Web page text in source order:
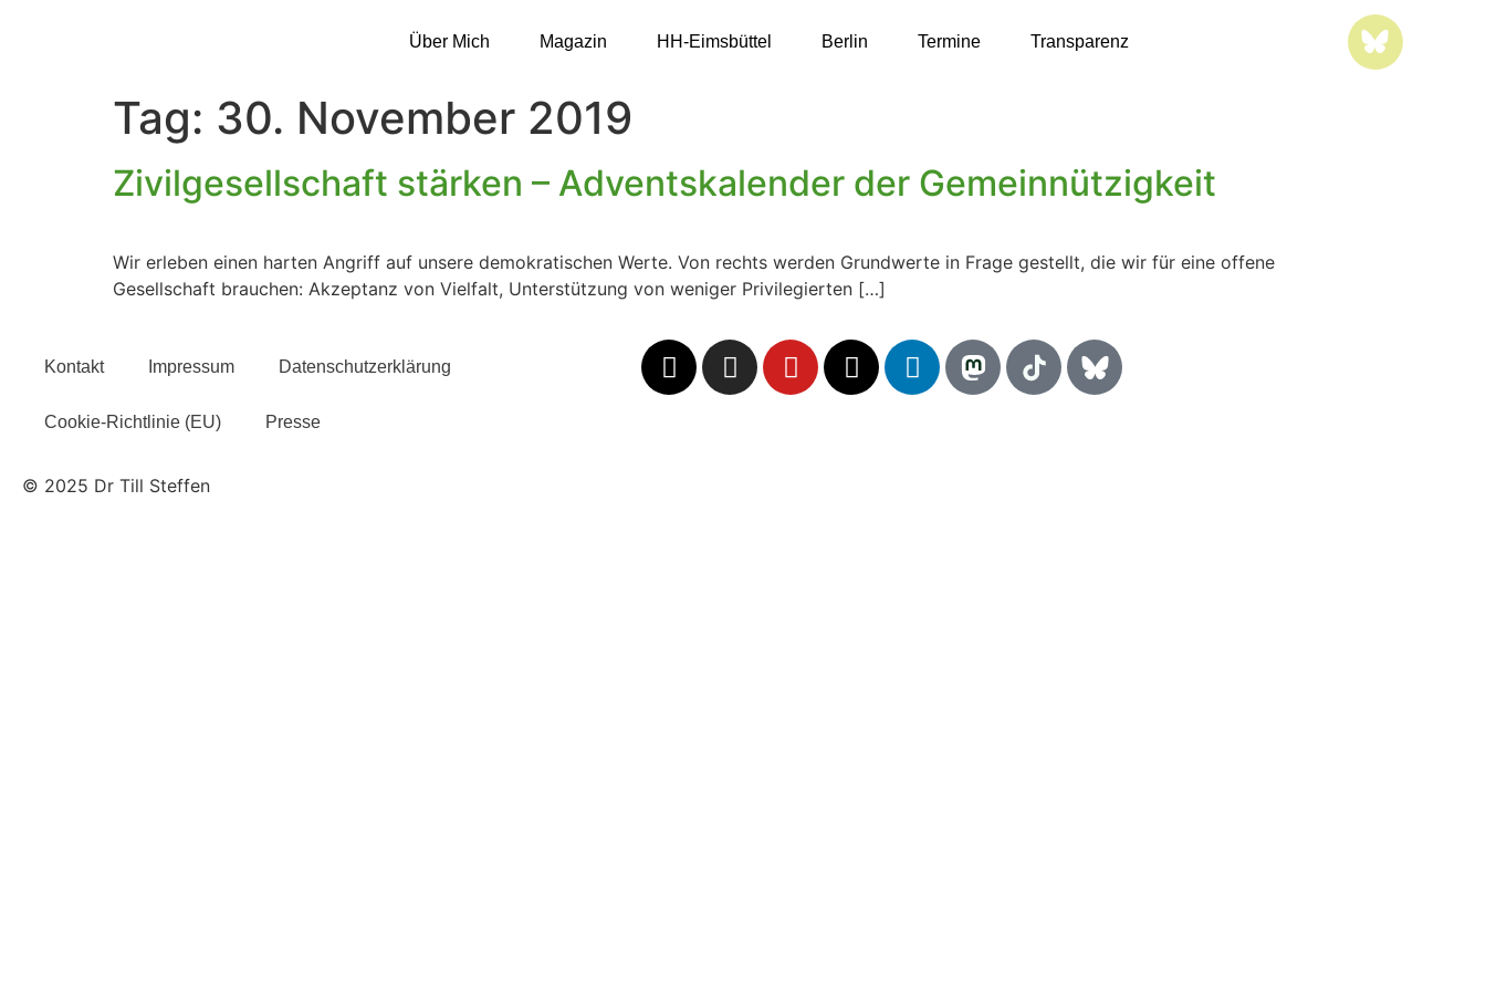
Über Mich Magazin HH-Eimsbüttel Berlin Termine Transparenz
Tag: 30. November 2019
Zivilgesellschaft stärken – Adventskalender der Gemeinnützigkeit
Wir erleben einen harten Angriff auf unsere demokratischen Werte. Von rechts werden Grundwerte in Frage gestellt, die wir für eine offene
Gesellschaft brauchen: Akzeptanz von Vielfalt, Unterstützung von weniger Privilegierten […]
Kontakt Impressum Datenschutzerklärung
Cookie-Richtlinie (EU) Presse
© 2025 Dr Till Steffen